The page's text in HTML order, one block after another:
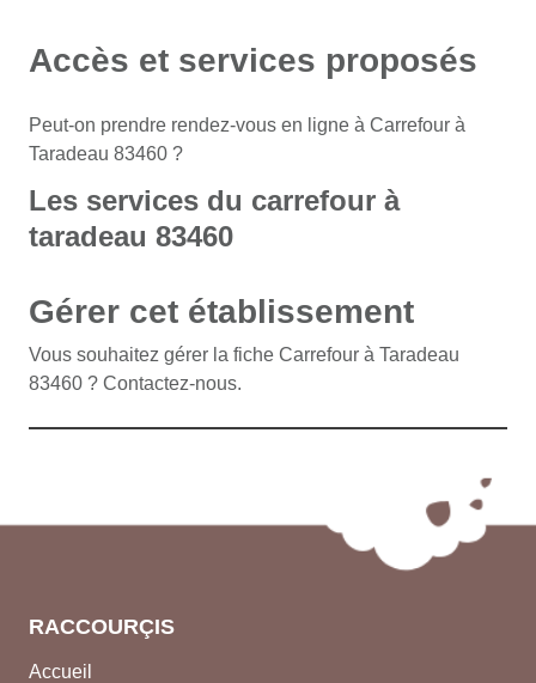
Accès et services proposés
Peut-on prendre rendez-vous en ligne à Carrefour à
Taradeau 83460 ?
Les services du carrefour à
taradeau 83460
Gérer cet établissement
Vous souhaitez gérer la fiche Carrefour à Taradeau
83460 ? Contactez-nous.
RACCOURÇIS
Accueil